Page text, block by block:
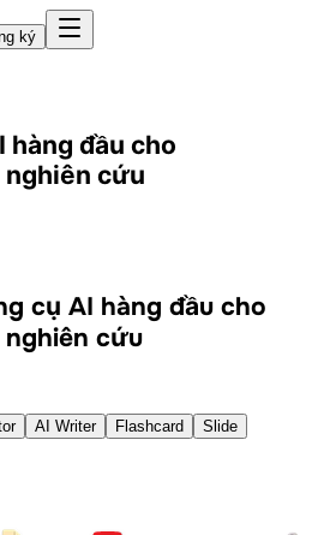
ký
hàng đầu cho
nghiên cứu
cụ AI hàng đầu cho
cứu
AI Writer Flashcard
Slide